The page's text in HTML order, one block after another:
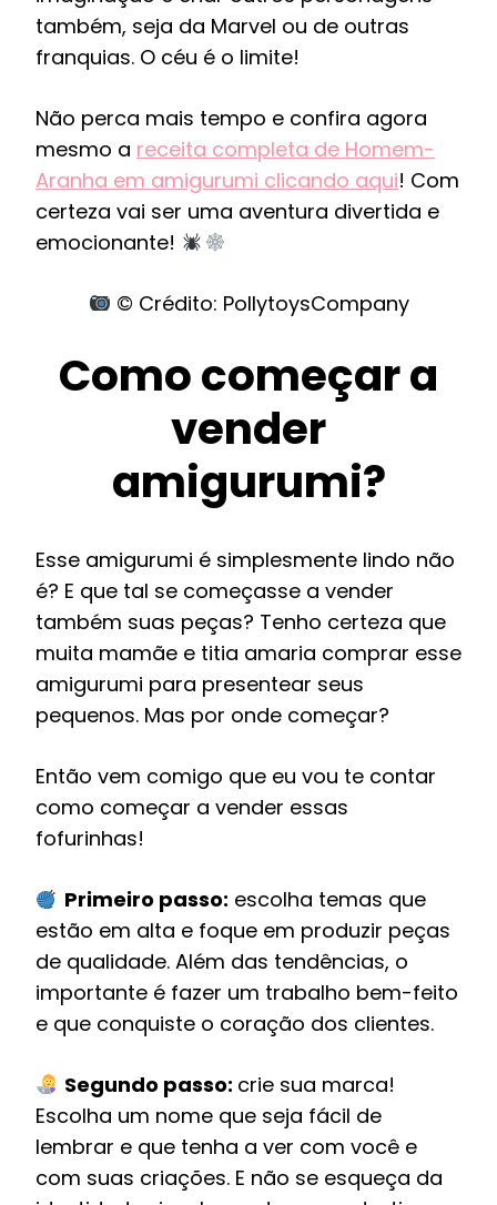
também, seja da Marvel ou de outras
franquias. O céu é o limite!
Não perca mais tempo e confira agora
mesmo a receita completa de Homem-
Aranha em amigurumi clicando aqui! Com
certeza vai ser uma aventura divertida e
emocionante!
© Crédito: PollytoysCompany
Como começar a
vender
amigurumi?
Esse amigurumi é simplesmente lindo não
é? E que tal se começasse a vender
também suas peças? Tenho certeza que
muita mamãe e titia amaria comprar esse
amigurumi para presentear seus
pequenos. Mas por onde começar?
Então vem comigo que eu vou te contar
como começar a vender essas
fofurinhas!
Primeiro passo: escolha temas que
estão em alta e foque em produzir peças
de qualidade. Além das tendências, o
importante é fazer um trabalho bem-feito
e que conquiste o coração dos clientes.
Segundo passo: crie sua marca!
Escolha um nome que seja fácil de
lembrar e que tenha a ver com você e
com suas criações. E não se esqueça da